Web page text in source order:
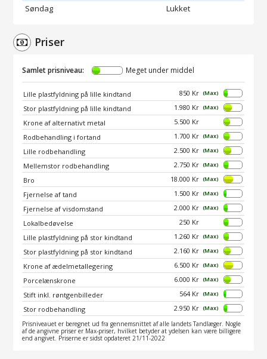
Søndag
Lukket
Priser
Samlet prisniveau: Meget under middel
Lille plastfyldning på lille kindtand 850 Kr (Max)
Stor plastfyldning på lille kindtand 1.980 Kr (Max)
Krone af alternativt metal
5.500 Kr
Rodbehandling i fortand
1.700 Kr (Max)
Lille rodbehandling 2.500 Kr (Max)
Mellemstor rodbehandling 2.750 Kr (Max)
Bro 18.000 Kr (Max)
Fjernelse af tand 1.500 Kr (Max)
Fjernelse af visdomstand 2.000 Kr (Max)
Lokalbedøvelse
250 Kr
Lille plastfyldning på stor kindtand
1.260 Kr (Max)
Stor plastfyldning på stor kindtand 2.160 Kr (Max)
Krone af ædelmetallegering 6.500 Kr (Max)
Porcelænskrone 6.000 Kr (Max)
Stift inkl. røntgenbilleder 564 Kr (Max)
Stor rodbehandling 2.950 Kr (Max)
Prisniveauet er beregnet ud fra gennemsnittet af alle landets Tandlæger. Nogle
af de angivne priser er Max-priser, hvilket betyder at ydelsen kan være billigere
end angivet. Priserne er sidst opdateret 21/11-2022